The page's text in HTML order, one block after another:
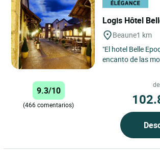
Logis Hôtel
Beaune1 km
"El hotel Belle
encanto de las
9.3/10
(466 comentarios)